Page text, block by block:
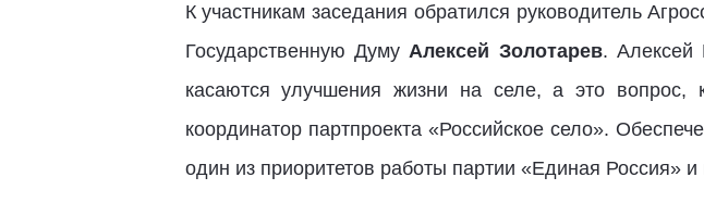
К участникам заседания обратился руководитель
Государственную ДумуАлексей Золотарев. Алексей
касаются улучшения жизни на селе, а это вопрос,
координатор партпроекта «Российское село».
один из приоритетов работы партии «Единая Россия»